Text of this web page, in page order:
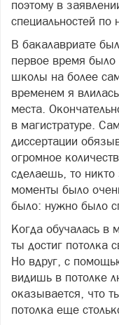
поэтому в
специальностей по
В бакалавриате
первое время было
школы на более
временем я
места.
в магистратуре.
диссертации
огромное
сделаешь, то никто
моменты было
было: нужно было
Когда обучалась в
ты достиг потолка
Но вдруг, с
видишь в потолке
оказывается, что
потолка еще